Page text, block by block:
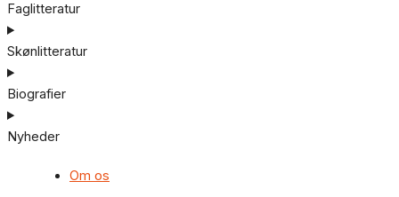
Faglitteratur
Skønlitteratur
Biografier
Nyheder
Om os